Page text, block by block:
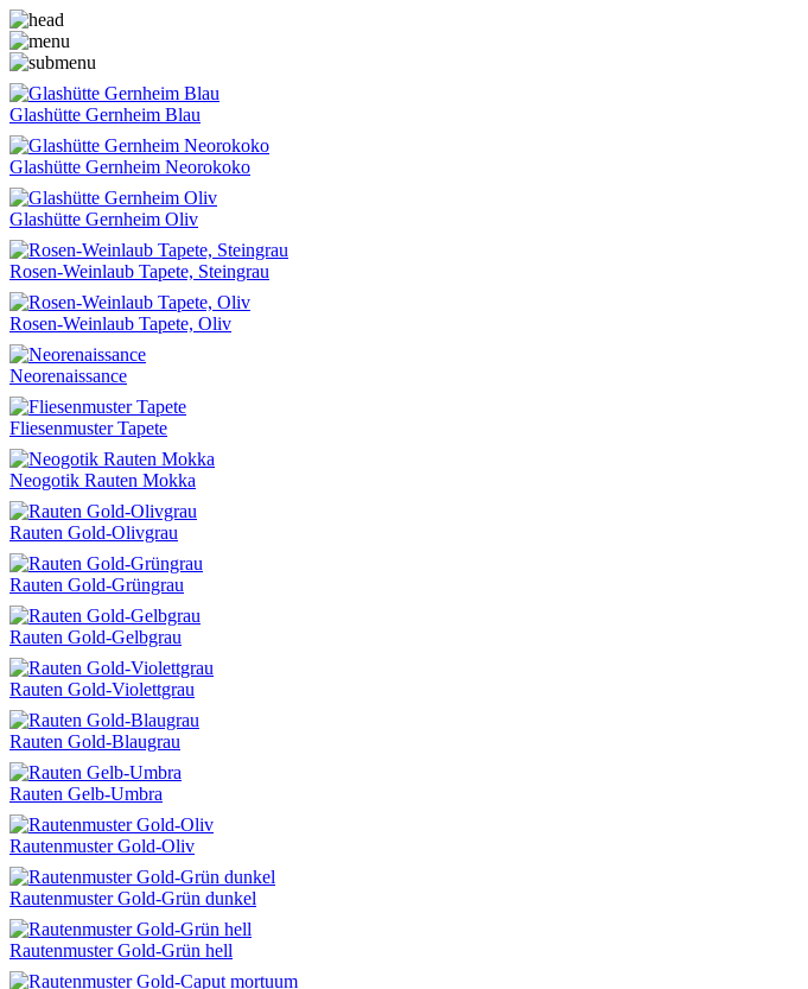
Glashütte Gernheim Blau
Glashütte Gernheim Neorokoko
Glashütte Gernheim Oliv
Rosen-Weinlaub Tapete, Steingrau
Rosen-Weinlaub Tapete, Oliv
Neorenaissance
Fliesenmuster Tapete
Neogotik Rauten Mokka
Rauten Gold-Olivgrau
Rauten Gold-Grüngrau
Rauten Gold-Gelbgrau
Rauten Gold-Violettgrau
Rauten Gold-Blaugrau
Rauten Gelb-Umbra
Rautenmuster Gold-Oliv
Rautenmuster Gold-Grün dunkel
Rautenmuster Gold-Grün hell